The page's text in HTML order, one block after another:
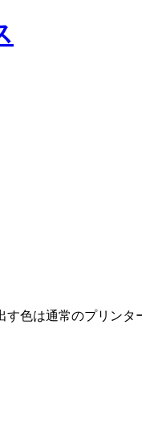
色は通常のプリンタ